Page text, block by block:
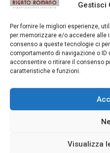
Gestisci
Per fornire le migliori esperienze,
per memorizzare e/o accedere alle
consenso a queste tecnologie ci
comportamento di navigazione o ID
acconsentire o ritirare il consenso
caratteristiche e funzioni.
Visualizza